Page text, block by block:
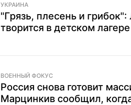
УКРАИНА
"Грязь, плесень и
творится в детском
ВОЕННЫЙ ФОКУС
Россия снова готовит
Марцинкив сообщил,